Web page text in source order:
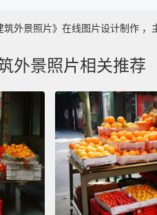
外景照片》在线图片设计制作
外景照片相关推荐